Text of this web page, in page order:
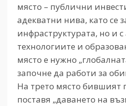
място – публични
адекватни нива, като се
инфраструктурата, но и
технологиите и
място е нужно
започне да работи за
На трето място бившият
поставя „даването на